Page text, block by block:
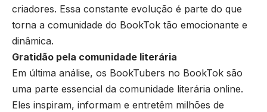
criadores. Essa constante evolução é parte do que
torna a comunidade do BookTok tão emocionante e
dinâmica.
Gratidão pela comunidade literária
Em última análise, os BookTubers no BookTok são
uma parte essencial da comunidade literária online.
Eles inspiram, informam e entretêm milhões de